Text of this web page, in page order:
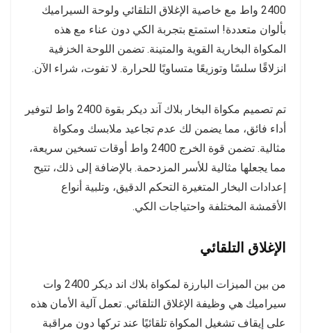
2400 واط مع خاصية الإغلاق التلقائي ولوحة السيراميك
بألوان متعددة! استمتع بتجربة الكي دون عناء مع هذه
المكواة البخارية القوية والمتينة. تضمن اللوحة الخزفية
انزلاقًا سلسًا وتوزيعًا متساويًا للحرارة. لا تفوت، شراء الآن.
تم تصميم مكواة البخار بلاك آند ديكر بقوة 2400 واط لتوفير
أداء فائق، مما يضمن لك عدم تجاعيد ملابسك ومكواة
مثالية. تضمن قوة الخرج 2400 واط أوقات تسخين سريعة،
مما يجعلها مثالية للأسر المزدحمة. بالإضافة إلى ذلك، تتيح
إعدادات البخار المتغيرة التحكم الدقيق، وتلبية أنواع
الأقمشة المختلفة واحتياجات الكي.
الإغلاق التلقائي
من بين الميزات البارزة لمكواة بلاك اند ديكر 2400 وات
سيراميك هي وظيفة الإغلاق التلقائي. تعمل آلية الأمان هذه
على إيقاف تشغيل المكواة تلقائيًا عند تركها دون مراقبة